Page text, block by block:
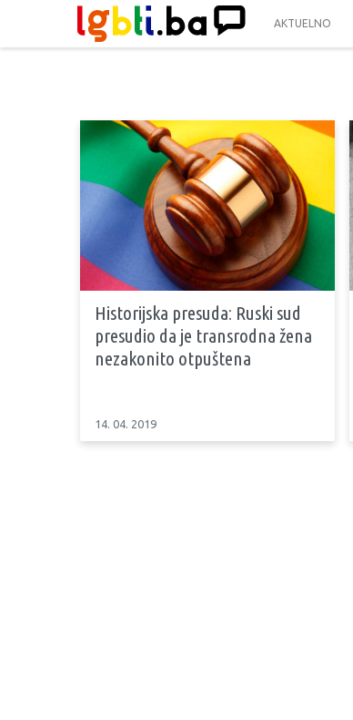
AKTUELNO
Historijska presuda: Ruski sud
presudio da je transrodna žena
nezakonito otpuštena
14. 04. 2019